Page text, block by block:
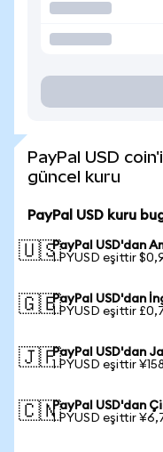
PayPal USD
güncel kuru
PayPal USD kuru
🇺🇸PayPal USD'dan
1 PYUSD eşittir
🇬🇧PayPal USD'dan
1 PYUSD eşittir
🇯🇵PayPal USD'dan
1 PYUSD eşittir
🇨🇳PayPal USD'dan
1 PYUSD eşittir